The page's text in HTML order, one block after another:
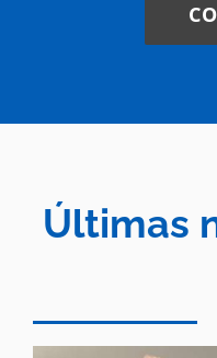
Últimas